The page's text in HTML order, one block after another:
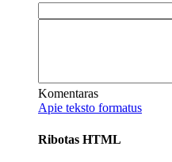
Komentaras
Apie teksto formatus
Ribotas HTML